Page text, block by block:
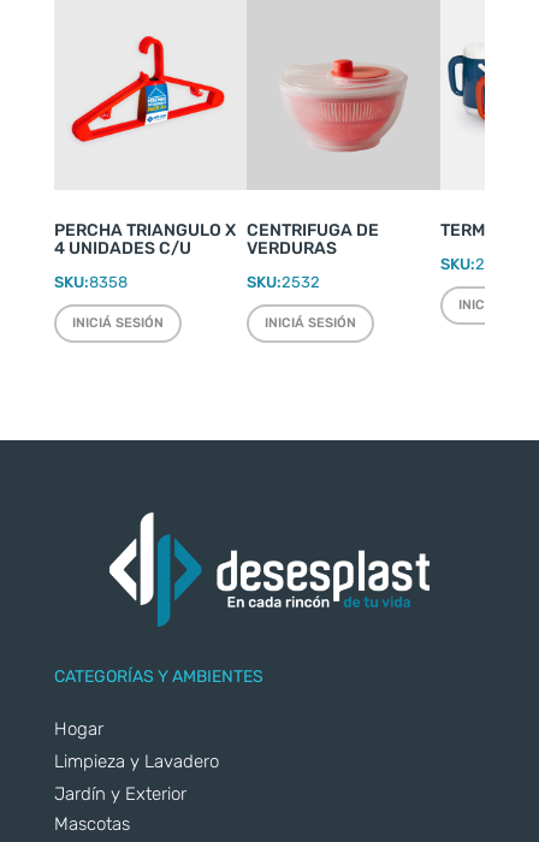
PERCHA TRIANGULO X
4 UNIDADES C/U
SKU:8358
INICIÁ SESIÓN
CENTRIFUGA DE
VERDURAS
SKU:2532
INICIÁ SESIÓN
TERMO
SKU:2220
INICIÁ
CATEGORÍAS Y AMBIENTES
Hogar
Limpieza y Lavadero
Jardín y Exterior
Mascotas